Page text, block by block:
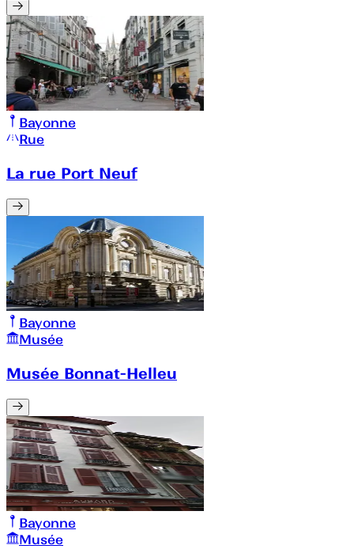
Bayonne
Rue
La rue Port Neuf
Bayonne
Musée
Musée Bonnat-Helleu
Bayonne
Musée